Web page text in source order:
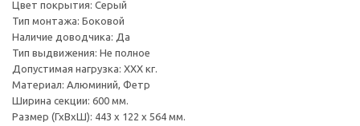
Цвет покрытия: Серый
Тип монтажа: Боковой
Наличие доводчика: Да
Тип выдвижения: Не полное
Допустимая нагрузка: ХХХ кг.
Материал: Алюминий, Фетр
Ширина секции: 600 мм.
Размер (ГхВхШ): 443 х 122 х 564 мм.